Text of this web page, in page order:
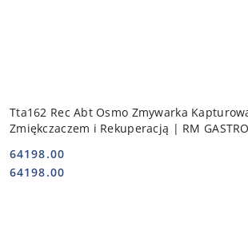
Tta162 Rec Abt Osmo Zmywarka
Zmiękczaczem i Rekuperacją | RM
Cena:
64198.00
Cena:
64198.00